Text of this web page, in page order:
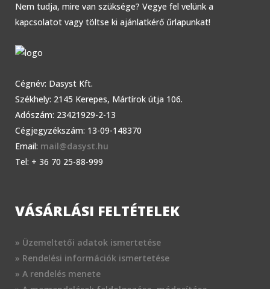
Nem tudja, mire van szüksége? Vegye fel velünk a
kapcsolatot vagy töltse ki ajánlatkérő űrlapunkat!
Cégnév: Dasyst Kft.
Székhely: 2145 Kerepes, Mártírok útja 106.
Adószám: 23421929-2-13
Cégjegyzékszám: 13-09-148370
Email: mail@dasyst.hu
Tel: + 36 70 25-88-999
VÁSÁRLÁSI FELTÉTELEK
» Üzemeltetői adatok ismertetése
» Rendelési információk ismertetése
» A rendelés menete